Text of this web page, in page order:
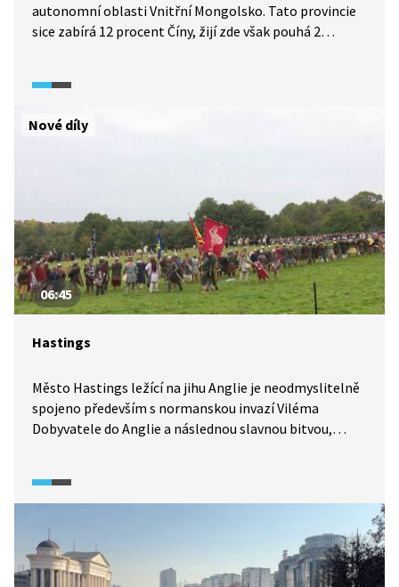
autonomní oblasti Vnitřní Mongolsko. Tato provincie
sice zabírá 12 procent Číny, žijí zde však pouhá 2
pro ně ovšem představuje desertifikace a také
do života pastevců a také zjistíme, jak zmíněné hrozby
Nové díly
06:45
Hastings
Město Hastings ležící na jihu Anglie je neodmyslitelně
spojeno především s normanskou invazí Viléma
Dobyvatele do Anglie a následnou slavnou bitvou,
a připomeneme si jeho slavnou historii